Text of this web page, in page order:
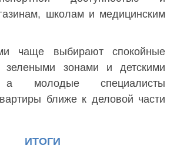
школам и медицинским
чаще выбирают спокойные
зелеными зонами и детскими
а молодые специалисты
ближе к деловой части
ИТОГИ